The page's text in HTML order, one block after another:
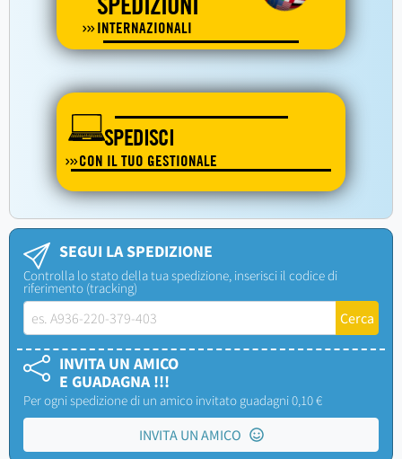
INTERNAZIONALI
SPEDISCI
CON IL TUO GESTIONALE
SEGUI LA SPEDIZIONE
Controlla lo stato della tua spedizione, inserisci il codice di
riferimento (tracking)
INVITA UN AMICO
E GUADAGNA !!!
Per ogni spedizione di un amico invitato guadagni 0,10 €
INVITA UN AMICO